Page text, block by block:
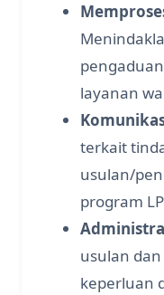
layanan
terkait
usulan/
program
usulan
keperluan